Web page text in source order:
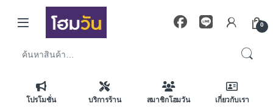
Skip to navigation
Skip to content
0
โปรโมชั่น บริการร้าน สมาชิกโฮมวัน เกี่ยวกับเรา